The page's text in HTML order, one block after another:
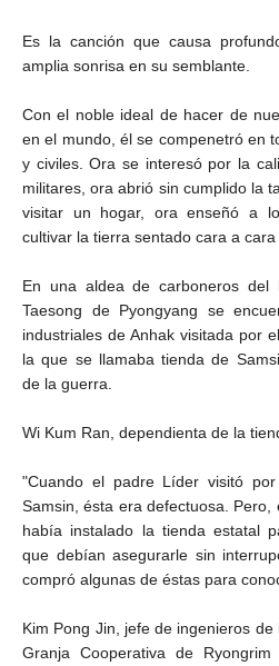
Es la canción que causa
amplia sonrisa en su semblante.
Con el noble ideal de hacer de
en el mundo, él se compenetró en
y civiles. Ora se interesó por la
militares, ora abrió sin cumplido la
visitar un hogar, ora enseñó a
cultivar la tierra sentado cara a cara
En una aldea de carboneros del
Taesong de Pyongyang se
industriales de Anhak visitada por
la que se llamaba tienda de
de la guerra.
Wi Kum Ran, dependienta de la
"Cuando el padre Líder visitó
Samsin, ésta era defectuosa.
había instalado la tienda estatal
que debían asegurarle sin
compró algunas de éstas para
Kim Pong Jin, jefe de ingenieros
Granja Cooperativa de